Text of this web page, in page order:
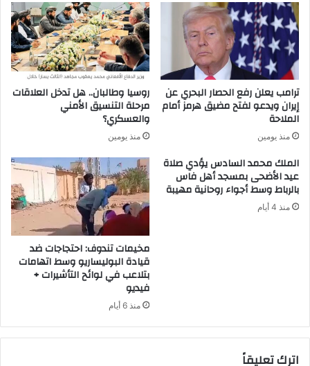
ترامب يعلن رفع الحصار البحري عن
إيران ويدعو لفتح مضيق هرمز أمام
الملاحة
منذ يومين
روسيا وطالبان.. هل تدخل العلاقات
مرحلة التنسيق الأمني
والعسكري؟
منذ يومين
الملك محمد السادس يؤدي صلاة
عيد الأضحى بمسجد أهل فاس
بالرباط وسط أجواء روحانية مهيبة
منذ 4 أيام
مخيمات تندوف: احتجاجات ضد
قيادة البوليساريو وسط اتهامات
بتلاعب في لوائح التأشيرات +
فيديو
منذ 6 أيام
اترك تعليقاً